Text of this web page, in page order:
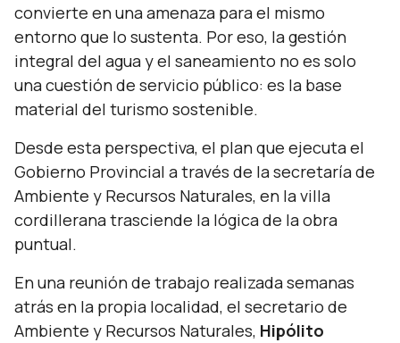
convierte en una amenaza para el mismo
entorno que lo sustenta. Por eso, la gestión
integral del agua y el saneamiento no es solo
una cuestión de servicio público: es la base
material del turismo sostenible.
Desde esta perspectiva, el plan que ejecuta el
Gobierno Provincial a través de la secretaría de
Ambiente y Recursos Naturales, en la villa
cordillerana trasciende la lógica de la obra
puntual.
En una reunión de trabajo realizada semanas
atrás en la propia localidad, el secretario de
Ambiente y Recursos Naturales, Hipólito